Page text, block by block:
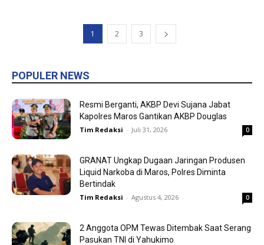
1 2 3
POPULER NEWS
Resmi Berganti, AKBP Devi Sujana Jabat
Kapolres Maros Gantikan AKBP Douglas
Tim Redaksi - Juli 31, 2026 0
GRANAT Ungkap Dugaan Jaringan Produsen
Liquid Narkoba di Maros, Polres Diminta
Bertindak
Tim Redaksi - Agustus 4, 2026 0
2 Anggota OPM Tewas Ditembak Saat Serang
Pasukan TNI di Yahukimo